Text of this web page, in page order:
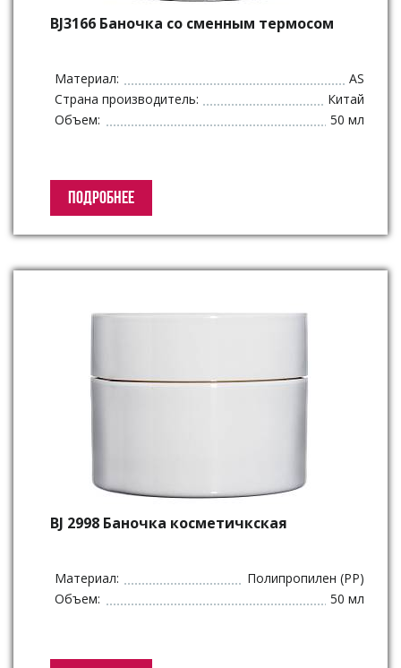
BJ3166 Баночка со сменным термосом
Материал:
AS
Страна производитель:
Китай
Объем:
50 мл
ПОДРОБНЕЕ
BJ 2998 Баночка косметичкская
Материал:
Полипропилен (PP)
Объем:
50 мл